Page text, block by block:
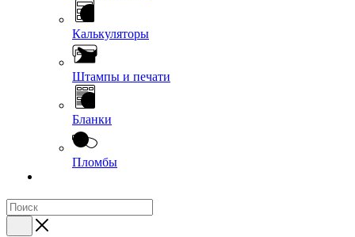
Калькуляторы
Штампы и печати
Бланки
Пломбы